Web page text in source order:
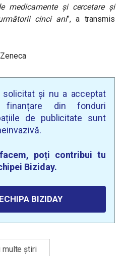
medicamente și cercetare și
cinci ani”, a transmis
solicitat și nu a acceptat
din fonduri
de publicitate sunt
poți contribui tu
Biziday.
BIZIDAY
multe știri